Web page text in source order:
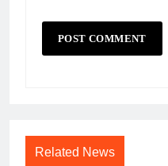
Related News